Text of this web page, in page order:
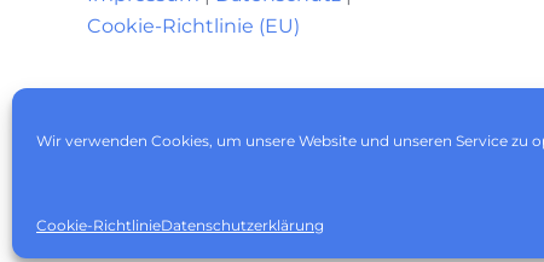
Wir verwenden Cookies, um unsere Website und unseren Service zu
Cookie-RichtlinieDatenschutzerklärung
Cookie-Richtlinie (EU)